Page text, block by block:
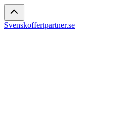
Svenskoffertpartner.se